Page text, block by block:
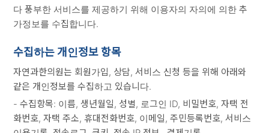
다 풍부한 서비스를 제공하기 위해 이용자의 자의에 의한 추
가정보를 수집합니다.
수집하는 개인정보 항목
자연과한의원는 회원가입, 상담, 서비스 신청 등을 위해 아래와
같은 개인정보를 수집하고 있습니다.
- 수집항목: 이름, 생년월일, 성별, 로그인 ID, 비밀번호, 자택 전
화번호, 자택 주소, 휴대전화번호, 이메일, 주민등록번호, 서비스